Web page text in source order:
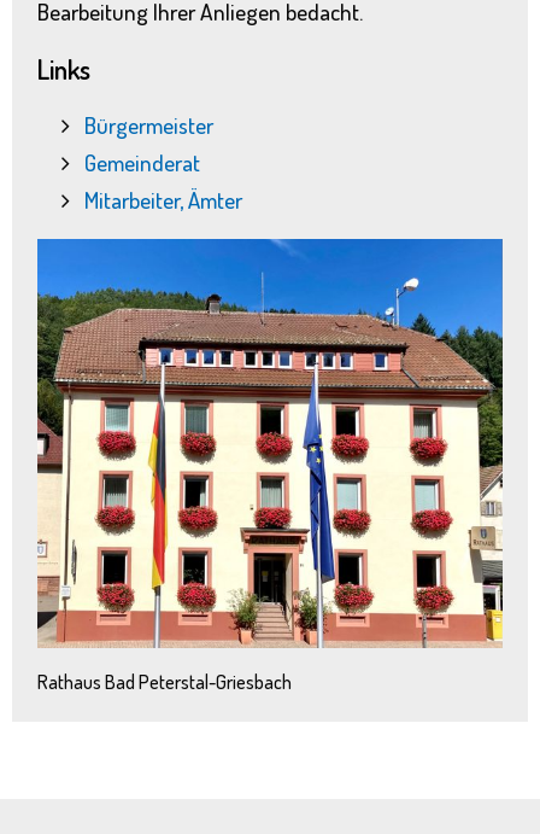
Bearbeitung Ihrer Anliegen bedacht.
Links
Bürgermeister
Gemeinderat
Mitarbeiter, Ämter
Rathaus Bad Peterstal-Griesbach